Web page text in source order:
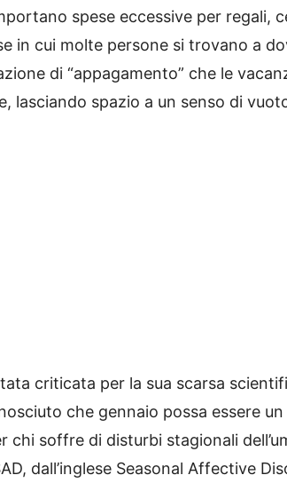
spese eccessive per regali,
in cui molte persone si trovano a
di “appagamento” che le
lasciando spazio a un senso di
criticata per la sua scarsa
che gennaio possa essere
soffre di disturbi stagionali
dall’inglese Seasonal Affective